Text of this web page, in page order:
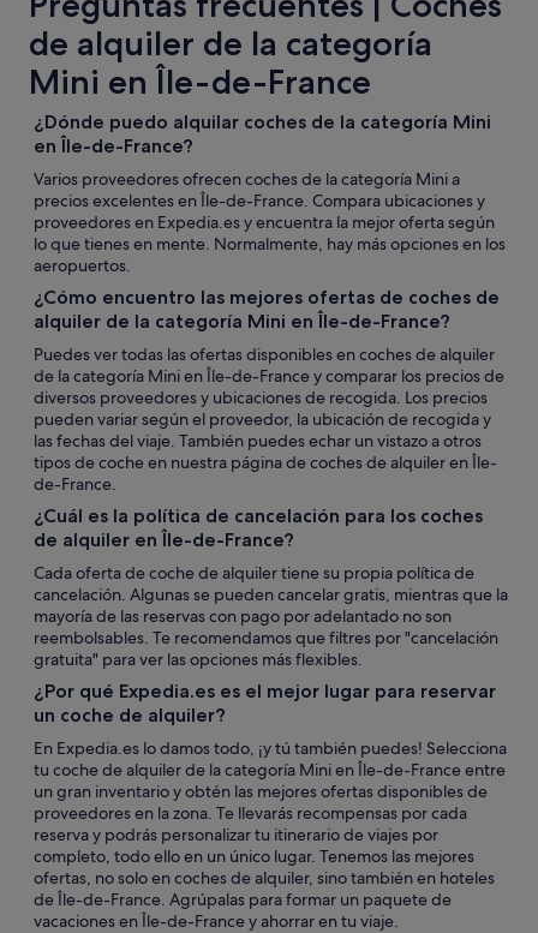
de alquiler de la categoría
Mini en Île-de-France
¿Dónde puedo alquilar coches de la categoría Mini
en Île-de-France?
Varios proveedores ofrecen coches de la categoría Mini a
precios excelentes en Île-de-France. Compara ubicaciones y
proveedores en Expedia.es y encuentra la mejor oferta según
lo que tienes en mente. Normalmente, hay más opciones en los
aeropuertos.
¿Cómo encuentro las mejores ofertas de coches de
alquiler de la categoría Mini en Île-de-France?
Puedes ver todas las ofertas disponibles en coches de alquiler
de la categoría Mini en Île-de-France y comparar los precios de
diversos proveedores y ubicaciones de recogida. Los precios
pueden variar según el proveedor, la ubicación de recogida y
las fechas del viaje. También puedes echar un vistazo a otros
tipos de coche en nuestra página de coches de alquiler en Île-
de-France.
¿Cuál es la política de cancelación para los coches
de alquiler en Île-de-France?
Cada oferta de coche de alquiler tiene su propia política de
cancelación. Algunas se pueden cancelar gratis, mientras que la
mayoría de las reservas con pago por adelantado no son
reembolsables. Te recomendamos que filtres por "cancelación
gratuita" para ver las opciones más flexibles.
¿Por qué Expedia.es es el mejor lugar para reservar
un coche de alquiler?
En Expedia.es lo damos todo, ¡y tú también puedes! Selecciona
tu coche de alquiler de la categoría Mini en Île-de-France entre
un gran inventario y obtén las mejores ofertas disponibles de
proveedores en la zona. Te llevarás recompensas por cada
reserva y podrás personalizar tu itinerario de viajes por
completo, todo ello en un único lugar. Tenemos las mejores
ofertas, no solo en coches de alquiler, sino también en hoteles
de Île-de-France. Agrúpalas para formar un paquete de
vacaciones en Île-de-France y ahorrar en tu viaje.